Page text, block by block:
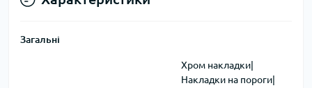
Загальні
Хром накладки|
Накладки на пороги|